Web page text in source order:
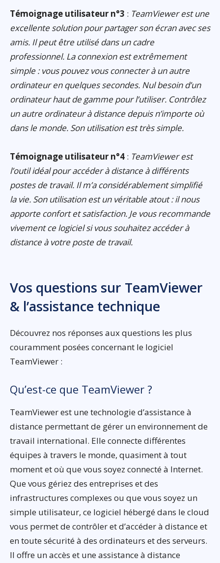
Témoignage utilisateur n°3 : TeamViewer est une
excellente solution pour partager son écran avec ses
amis. Il peut être utilisé dans un cadre
professionnel. La connexion est extrêmement
simple : vous pouvez vous connecter à un autre
ordinateur en quelques secondes. Nul besoin d’un
ordinateur haut de gamme pour l’utiliser. Contrôlez
un autre ordinateur à distance depuis n’importe où
dans le monde. Son utilisation est très simple.
Témoignage utilisateur n°4 : TeamViewer est
l’outil idéal pour accéder à distance à différents
postes de travail. Il m’a considérablement simplifié
la vie. Son utilisation est un véritable atout : il nous
apporte confort et satisfaction. Je vous recommande
vivement ce logiciel si vous souhaitez accéder à
distance à votre poste de travail.
Vos questions sur TeamViewer
& l’assistance technique
Découvrez nos réponses aux questions les plus
couramment posées concernant le logiciel
TeamViewer :
Qu’est-ce que TeamViewer ?
TeamViewer est une technologie d’assistance à
distance permettant de gérer un environnement de
travail international. Elle connecte différentes
équipes à travers le monde, quasiment à tout
moment et où que vous soyez connecté à Internet.
Que vous gériez des entreprises et des
infrastructures complexes ou que vous soyez un
simple utilisateur, ce logiciel hébergé dans le cloud
vous permet de contrôler et d’accéder à distance et
en toute sécurité à des ordinateurs et des serveurs.
Il offre un accès et une assistance à distance